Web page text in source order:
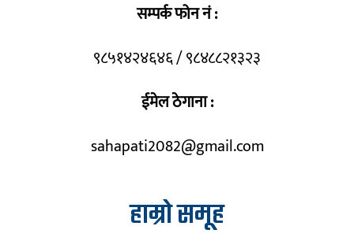
सम्पर्क फोन नं :
९८५१४२४६४६ / ९८४८८२१३२३
ईमेल ठेगाना :
sahapati2082@gmail.com
हाम्रो समूह